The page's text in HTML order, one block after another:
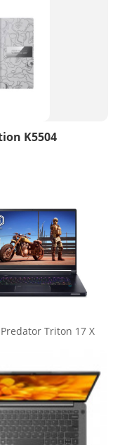
K5504
Triton 17 X